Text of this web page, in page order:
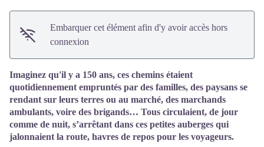
Embarquer cet élément afin d'y avoir accès hors
connexion
Imaginez qu'il y a 150 ans, ces chemins étaient
quotidiennement empruntés par des familles, des paysans se
rendant sur leurs terres ou au marché, des marchands
ambulants, voire des brigands… Tous circulaient, de jour
comme de nuit, s’arrêtant dans ces petites auberges qui
jalonnaient la route, havres de repos pour les voyageurs.